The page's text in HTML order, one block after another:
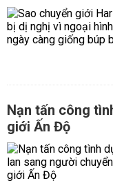
Nạn tấn công
giới Ấn Độ